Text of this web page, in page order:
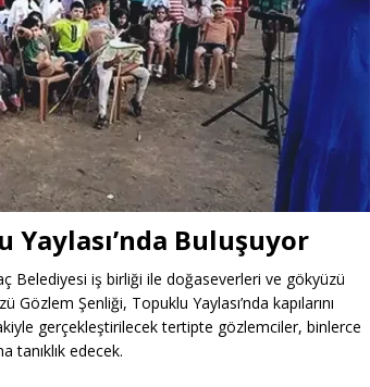
Yaylası’nda Buluşuyor
Belediyesi iş birliği ile doğaseverleri ve gökyüzü
Şenliği, Topuklu Yaylası’nda kapılarını
gerçekleştirilecek tertipte gözlemciler, binlerce
tanıklık edecek.